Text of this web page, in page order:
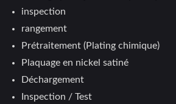
inspection
rangement
Prétraitement (Plating chimique)
Plaquage en nickel satiné
Déchargement
Inspection / Test